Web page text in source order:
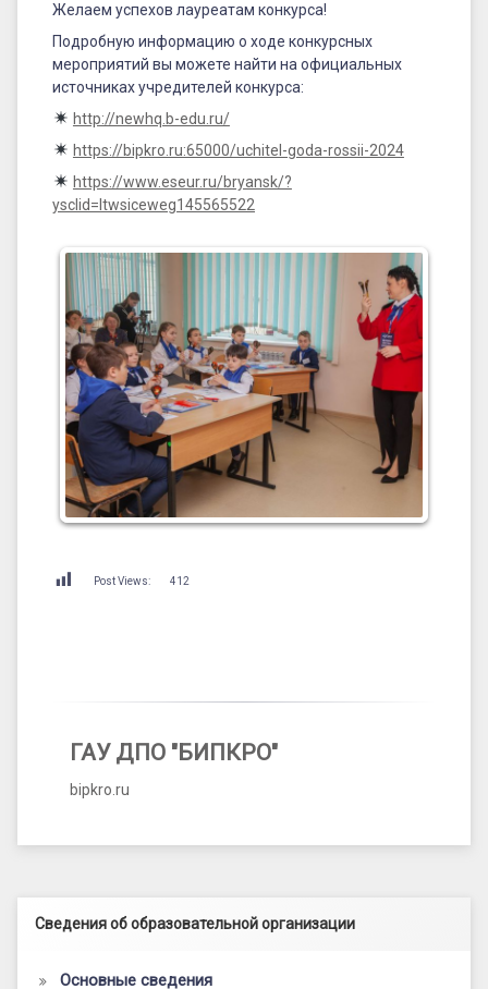
Желаем успехов лауреатам конкурса!
Подробную информацию о ходе конкурсных
мероприятий вы можете найти на официальных
источниках учредителей конкурса:
http://newhq.b-edu.ru/
https://bipkro.ru:65000/uchitel-goda-rossii-2024
https://www.eseur.ru/bryansk/?
ysclid=ltwsiceweg145565522
Post Views: 412
ГАУ ДПО "БИПКРО"
bipkro.ru
Левый сайдбар
Сведения об образовательной организации
Основные сведения